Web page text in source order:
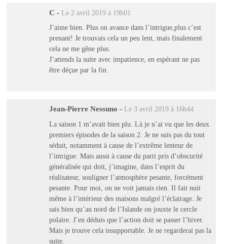
C - Le 2 avril 2019 à 19h01
J’aime bien. Plus on avance dans l’intrigue,plus c’est
prenant! Je trouvais cela un peu lent, mais finalement
cela ne me gêne plus.
J’attends la suite avec impatience, en espérant ne pas
être déçue par la fin.
Jean-Pierre Nessuno - Le 3 avril 2019 à 16h44
La saison 1 m’avait bien plu. Là je n’ai vu que les deux
premiers épisodes de la saison 2. Je ne suis pas du tout
séduit, notamment à cause de l’extrême lenteur de
l’intrigue. Mais aussi à cause du parti pris d’obscurité
généralisée qui doit, j’imagine, dans l’esprit du
réalisateur, souligner l’atmosphère pesante, forcément
pesante. Pour moi, on ne voit jamais rien. Il fait nuit
même à l’intérieur des maisons malgré l’éclairage. Je
sais bien qu’au nord de l’Islande on jouxte le cercle
polaire. J’en déduis que l’action doit se passer l’hiver.
Mais je trouve cela insupportable. Je ne regarderai pas la
suite.